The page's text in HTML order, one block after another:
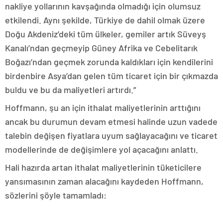
nakliye yollarının kavşağında olmadığı için olumsuz
etkilendi. Aynı şekilde, Türkiye de dahil olmak üzere
Doğu Akdeniz’deki tüm ülkeler, gemiler artık Süveyş
Kanalı’ndan geçmeyip Güney Afrika ve Cebelitarık
Boğazı’ndan geçmek zorunda kaldıkları için kendilerini
birdenbire Asya’dan gelen tüm ticaret için bir çıkmazda
buldu ve bu da maliyetleri artırdı.”
Hoffmann, şu an için ithalat maliyetlerinin arttığını
ancak bu durumun devam etmesi halinde uzun vadede
talebin değişen fiyatlara uyum sağlayacağını ve ticaret
modellerinde de değişimlere yol açacağını anlattı.
Hali hazırda artan ithalat maliyetlerinin tüketicilere
yansımasının zaman alacağını kaydeden Hoffmann,
sözlerini şöyle tamamladı: